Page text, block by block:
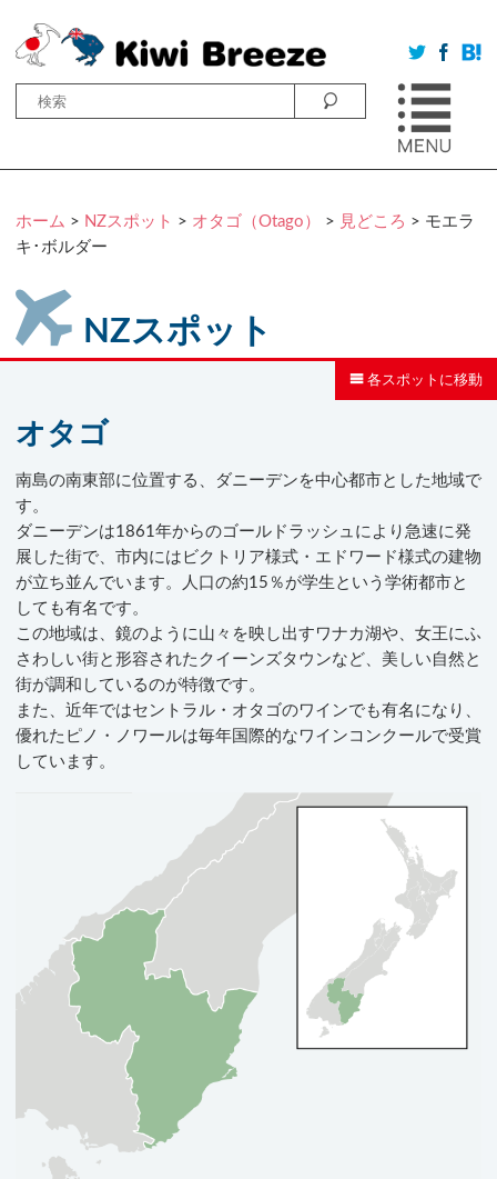
ホーム > NZスポット > オタゴ（Otago） > 見どころ > モエラ
キ･ボルダー
NZスポット
各スポットに移動
オタゴ
南島の南東部に位置する、ダニーデンを中心都市とした地域で
す。
ダニーデンは1861年からのゴールドラッシュにより急速に発
展した街で、市内にはビクトリア様式・エドワード様式の建物
が立ち並んでいます。人口の約15％が学生という学術都市と
しても有名です。
この地域は、鏡のように山々を映し出すワナカ湖や、女王にふ
さわしい街と形容されたクイーンズタウンなど、美しい自然と
街が調和しているのが特徴です。
また、近年ではセントラル・オタゴのワインでも有名になり、
優れたピノ・ノワールは毎年国際的なワインコンクールで受賞
しています。